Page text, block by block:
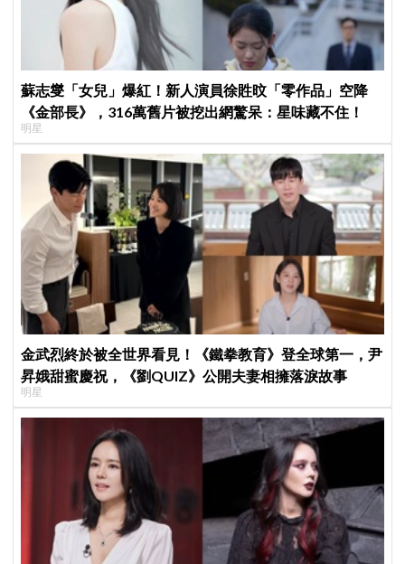
蘇志燮「女兒」爆紅！新人演員徐貹旼「零作品」空降
《金部長》，316萬舊片被挖出網驚呆：星味藏不住！
明星
金武烈終於被全世界看見！《鐵拳教育》登全球第一，尹
昇娥甜蜜慶祝，《劉QUIZ》公開夫妻相擁落淚故事
明星